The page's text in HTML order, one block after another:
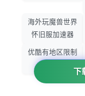
下
海外玩魔兽世界
怀旧服加速器
优酷有地区限制